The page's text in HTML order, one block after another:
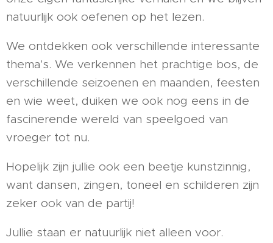
natuurlijk ook oefenen op het lezen.
We ontdekken ook verschillende interessante
thema's. We verkennen het prachtige bos, de
verschillende seizoenen en maanden, feesten
en wie weet, duiken we ook nog eens in de
fascinerende wereld van speelgoed van
vroeger tot nu.
Hopelijk zijn jullie ook een beetje kunstzinnig,
want dansen, zingen, toneel en schilderen zijn
zeker ook van de partij!
Jullie staan er natuurlijk niet alleen voor.